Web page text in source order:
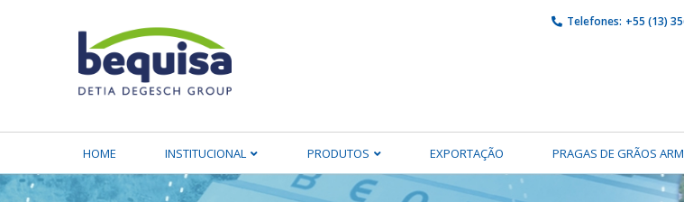
Telefones: +55 (13)
HOME INSTITUCIONAL PRODUTOS EXPORTAÇÃO PRAGAS DE GRÃOS